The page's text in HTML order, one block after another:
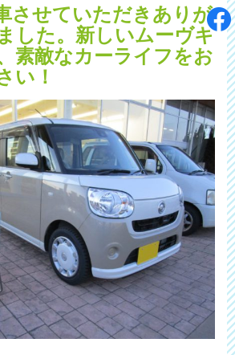
させていただきありが
した。新しいムーヴキ
素敵なカーライフをお
い！